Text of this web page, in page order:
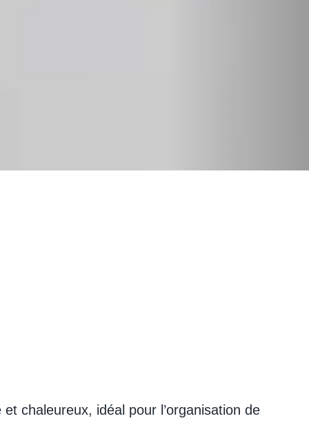
chaleureux, idéal pour l’organisation de